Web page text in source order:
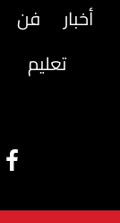
أخبار فن
تعليم